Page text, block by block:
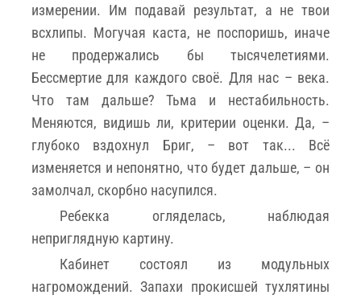
измерении. Им подавай результат, а не твои
всхлипы. Могучая каста, не поспоришь, иначе
не продержались бы тысячелетиями.
Бессмертие для каждого своё. Для нас – века.
Что там дальше? Тьма и нестабильность.
Меняются, видишь ли, критерии оценки. Да, –
глубоко вздохнул Бриг, – вот так... Всё
изменяется и непонятно, что будет дальше, – он
замолчал, скорбно насупился.
Ребекка огляделась, наблюдая
неприглядную картину.
Кабинет состоял из модульных
нагромождений. Запахи прокисшей тухлятины